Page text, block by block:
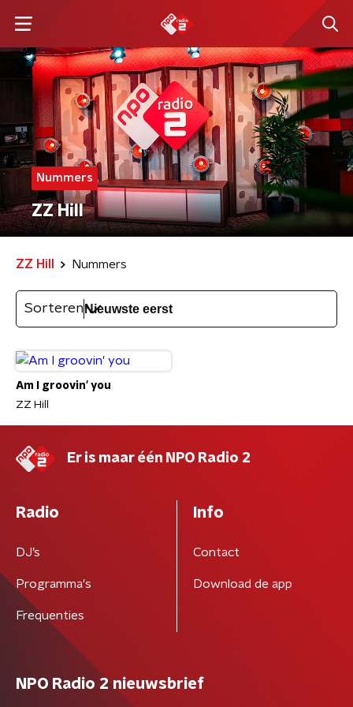
Nummers
ZZ Hill
ZZ Hill Nummers
Sorteren
Am I groovin' you
ZZ Hill
Er is maar één NPO Radio 2
Radio
DJ’s
Programma's
Frequenties
Info
Contact
Download de app
NPO Radio 2 nieuwsbrief